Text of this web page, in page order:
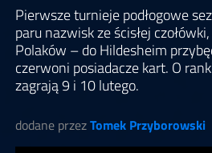
Pierwsze turnieje podłogowe
paru nazwisk ze ścisłej
Polaków – do Hildesheim
czerwoni posiadacze kart. O
zagrają 9 i 10 lutego.
dodane przezTomek Przyborowski